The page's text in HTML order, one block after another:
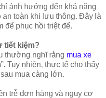
ảnh hưởng đến khả năng
an toàn khi lưu thông. Đây là
để phục hồi triệt để.
tiết kiệm?
thường nghĩ rằng mua xe
Tuy nhiên, thực tế cho thấy
mua càng lớn.
trễ đơn hàng và nguy cơ